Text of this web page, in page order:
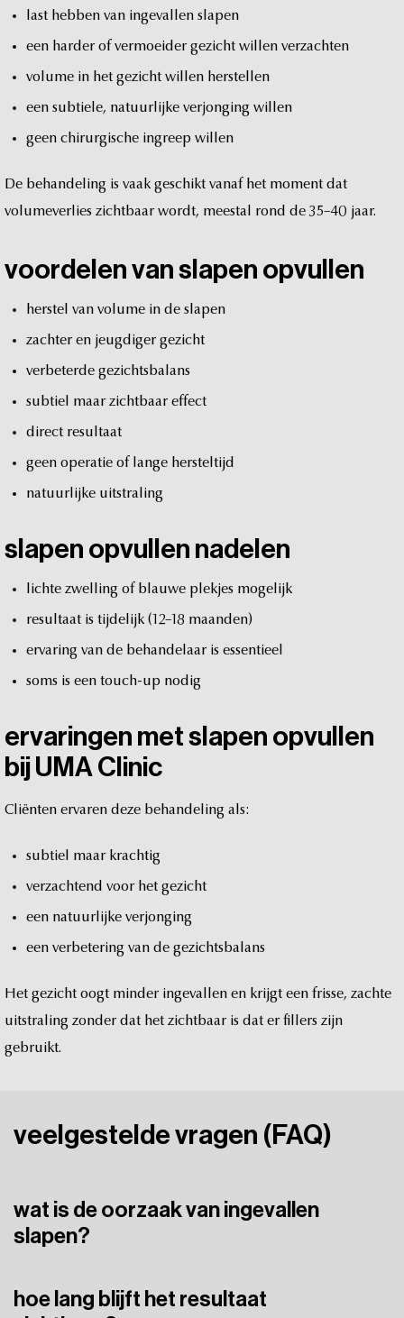
last hebben van ingevallen slapen
een harder of vermoeider gezicht willen verzachten
volume in het gezicht willen herstellen
een subtiele, natuurlijke verjonging willen
geen chirurgische ingreep willen
De behandeling is vaak geschikt vanaf het moment dat
volumeverlies zichtbaar wordt, meestal rond de 35–40 jaar.
voordelen van slapen opvullen
herstel van volume in de slapen
zachter en jeugdiger gezicht
verbeterde gezichtsbalans
subtiel maar zichtbaar effect
direct resultaat
geen operatie of lange hersteltijd
natuurlijke uitstraling
slapen opvullen nadelen
lichte zwelling of blauwe plekjes mogelijk
resultaat is tijdelijk (12–18 maanden)
ervaring van de behandelaar is essentieel
soms is een touch-up nodig
ervaringen met slapen opvullen
bij UMA Clinic
Cliënten ervaren deze behandeling als:
subtiel maar krachtig
verzachtend voor het gezicht
een natuurlijke verjonging
een verbetering van de gezichtsbalans
Het gezicht oogt minder ingevallen en krijgt een frisse, zachte
uitstraling zonder dat het zichtbaar is dat er fillers zijn
gebruikt.
veelgestelde vragen (FAQ)
wat is de oorzaak van ingevallen
slapen?
vet en collageen en veranderingen in de
hoe lang blijft het resultaat